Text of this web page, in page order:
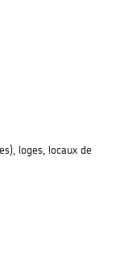
loges, locaux de